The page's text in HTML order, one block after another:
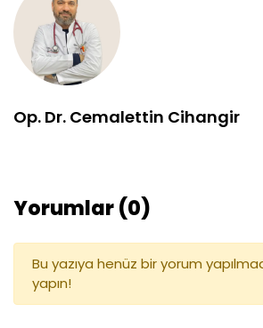
Op. Dr. Cemalettin Cihangir
Yorumlar (0)
Bu yazıya henüz bir yorum
yapın!